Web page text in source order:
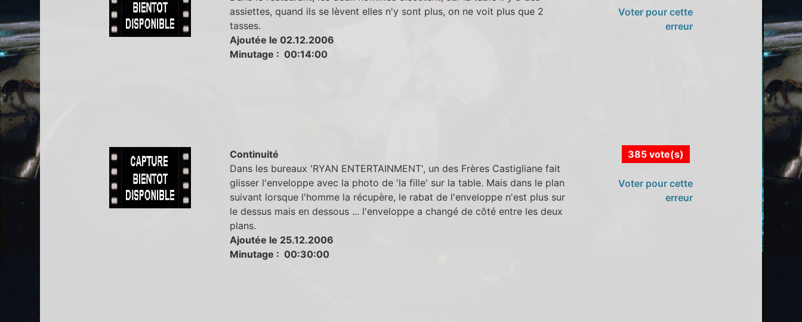
assiettes, quand ils se lèvent elles n'y sont plus, on ne voit plus que 2
tasses.
Ajoutée le 02.12.2006
Minutage : 00:14:00
Voter pour cette
erreur
Continuité
Dans les bureaux 'RYAN ENTERTAINMENT', un des Frères Castigliane fait
glisser l'enveloppe avec la photo de 'la fille' sur la table. Mais dans le plan
suivant lorsque l'homme la récupère, le rabat de l'enveloppe n'est plus sur
le dessus mais en dessous ... l'enveloppe a changé de côté entre les deux
plans.
Ajoutée le 25.12.2006
Minutage : 00:30:00
385 vote(s)
Voter pour cette
erreur